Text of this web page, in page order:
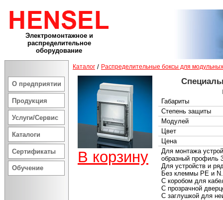
Электромонтажное и
распределительное
оборудование
О предприятии
Продукция
Услуги/Сервис
Каталоги
Сертификаты
Обучение
Каталог / Распределительные боксы для модульных
В корзину
Габариты
Степень защиты
Модулей
Цвет
Цена
Для монтажа
образный профиль
Для устройств и
Без клеммы PE и N.
С коробом для
С прозрачной
С заглушкой для